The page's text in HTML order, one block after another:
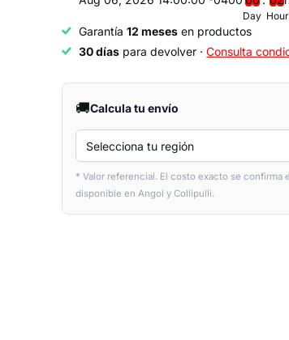
Day
Garantía12 meses en productos
30 días para devolver ·Consulta
🚚Calcula tu envío
Selecciona tu región
* Valor referencial. El costo exacto se confirma
disponible en Angol y Collipulli.